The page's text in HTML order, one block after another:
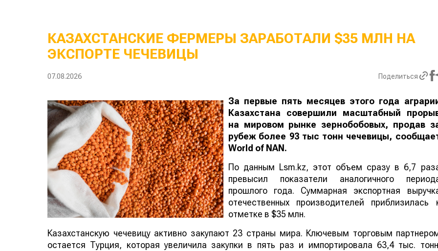
КАЗАХСТАНСКИЕ ФЕРМЕРЫ ЗАРАБОТАЛИ $35 МЛН НА
ЭКСПОРТЕ ЧЕЧЕВИЦЫ
07.08.2026 Поделиться
За первые пять месяцев этого года
Казахстана совершили масштабный
на мировом рынке зернобобовых, продав
рубеж более 93 тыс тонн чечевицы,
World of NAN .
По данным Lsm.kz, этот объем сразу в 6,7
превысил показатели аналогичного
прошлого года. Суммарная экспортная
отечественных производителей приблизилась
отметке в $35 млн.
Казахстанскую чечевицу активно закупают 23 страны мира. Ключевым торговым
остается Турция, которая увеличила закупки в пять раз и импортировала 63,4 тыс.